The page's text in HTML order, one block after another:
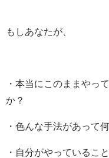
もしあなたが、
・本当にこのままやっ
か？
・色んな手法があって
・自分がやっているこ